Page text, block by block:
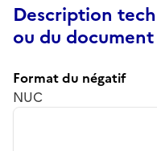
Description
ou du
Format du négatif
NUC